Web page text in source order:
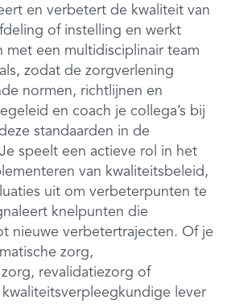
en verbetert de kwaliteit van
of instelling en werkt
met een multidisciplinair team
zodat de zorgverlening
normen, richtlijnen en
en coach je collega’s bij
standaarden in de
speelt een actieve rol in het
van kwaliteitsbeleid,
uit om verbeterpunten te
knelpunten die
nieuwe verbetertrajecten. Of je
zorg,
revalidatiezorg of
lever